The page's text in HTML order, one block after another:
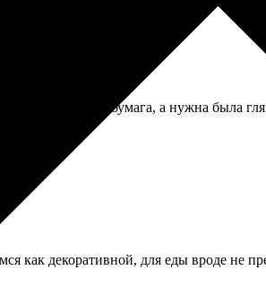
то матовая бумага, а нужна была
как декоративной, для еды вроде не